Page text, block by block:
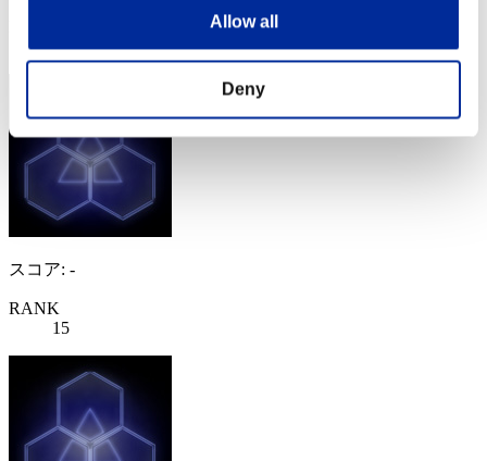
Allow all
Deny
14
スコア: -
RANK
15